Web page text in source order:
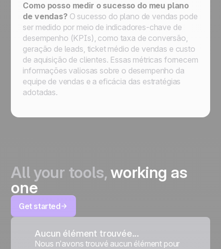
Como posso medir o sucesso do meu plano
de vendas?O sucesso do plano de vendas pode
ser medido por meio de indicadores-chave de
desempenho (KPIs), como taxa de conversão,
geração de leads, ticket médio de vendas e custo
de aquisição de clientes. Essas métricas fornecem
informações valiosas sobre o desempenho da
equipe de vendas e a eficácia das estratégias
adotadas.
All your tools,working as
one
Get started
Aucun élément trouvée...
Nous n’avons trouvé aucun élément pour